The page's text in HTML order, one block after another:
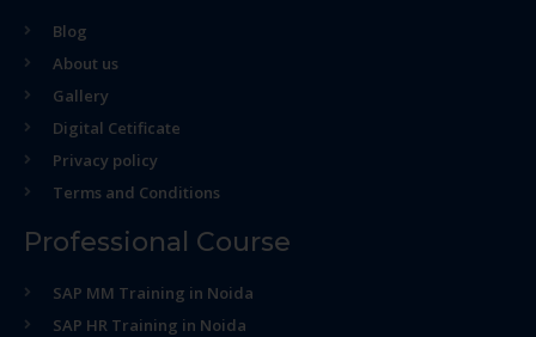
Blog
About us
Gallery
Digital Cetificate
Privacy policy
Terms and Conditions
Professional Course
SAP MM Training in Noida
SAP HR Training in Noida